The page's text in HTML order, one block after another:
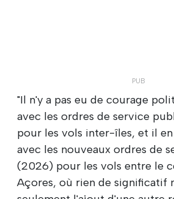
"Il n'y a pas eu de courage
avec les ordres de service
pour les vols inter-îles, et il
avec les nouveaux ordres de
(2026) pour les vols entre le
Açores, où rien de significatif